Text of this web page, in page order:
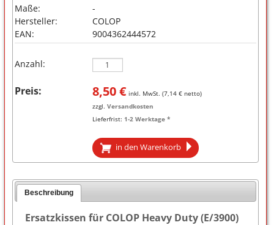
Maße:
-
Hersteller:
COLOP
EAN:
9004362444572
Anzahl:
Preis: 8,50€ inkl. MwSt. (7,14€ netto)
zzgl. Versandkosten
Lieferfrist: 1-2 Werktage *
in den Warenkorb
Beschreibung
Ersatzkissen für COLOP Heavy Duty (E/3900)